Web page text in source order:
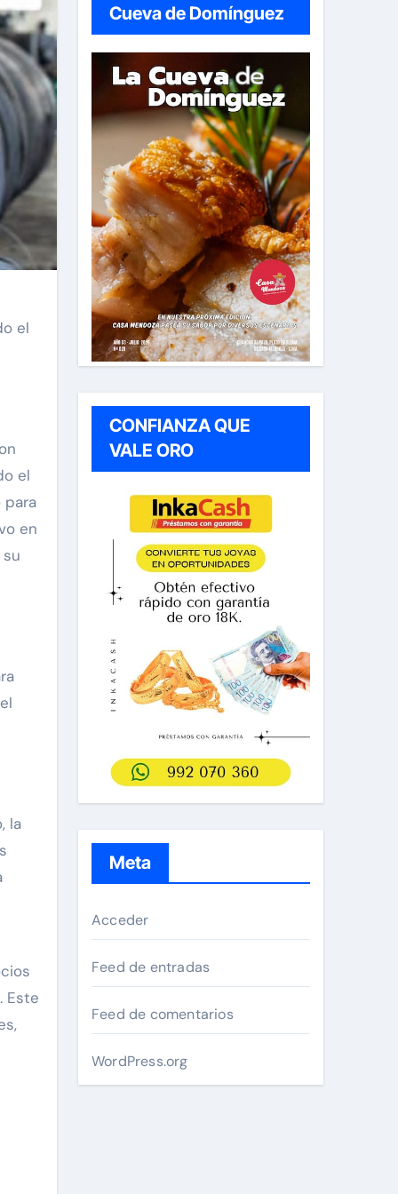
el
el
para
en
la
Este
Cueva de Domínguez
CONFIANZA QUE
VALE ORO
Meta
Acceder
Feed de entradas
Feed de comentarios
WordPress.org